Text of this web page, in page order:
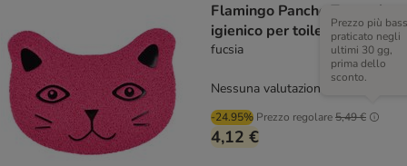
Flamingo Pancho Tappetino
igienico per toilette
fucsia
-24.95% Prezzo regolare5,49 €
Prezzo più
praticato negli
ultimi 30 gg,
prima dello
sconto.
4,12 €
Nessuna valutazione